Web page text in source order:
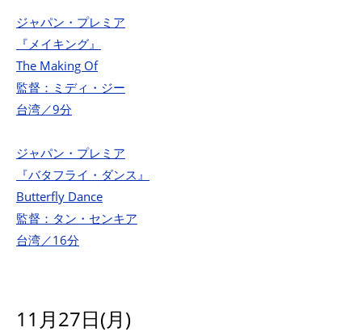
ジャパン・プレミア
『メイキング』
The Making Of
監督：ミディ・ジー
台湾／9分
ジャパン・プレミア
『バタフライ・ダンス』
Butterfly Dance
監督：タン・センキア
台湾／16分
11月27日(月)